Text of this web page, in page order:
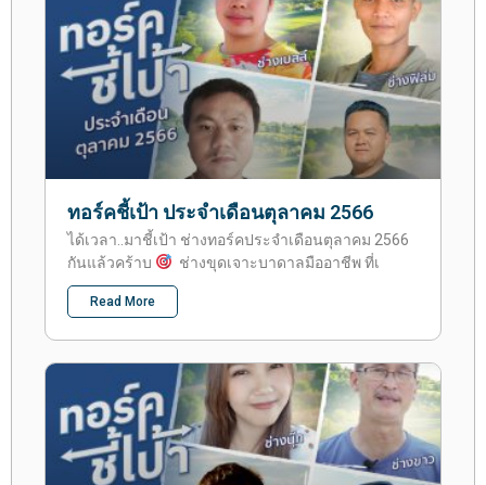
ทอร์คชี้เป้า ประจำเดือนตุลาคม 2566
ได้เวลา..มาชี้เป้า ช่างทอร์คประจำเดือนตุลาคม 2566
กันแล้วคร้าบ
ช่างขุดเจาะบาดาลมืออาชีพ ที่เ
Read More